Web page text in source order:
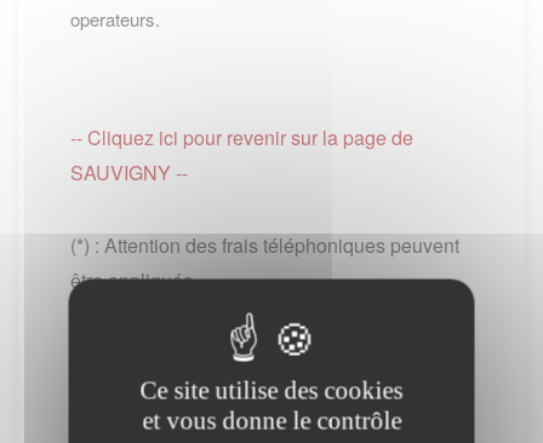
operateurs.
-- Cliquez ici pour revenir sur la page de
SAUVIGNY --
(*) : Attention des frais téléphoniques peuvent
être appliqués.
PS : Le site www.lescommunes.com n'a aucun
Service public
simplement de vous connecter à leur site
internet. Il ne fournit aucune prestation.
Ce site utilise des cookies
et vous donne le contrôle